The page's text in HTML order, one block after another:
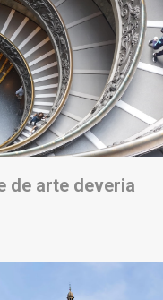
de arte deveria